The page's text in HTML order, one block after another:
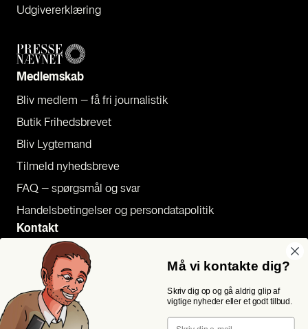
Udgi­ve­rer­klæ­ring
Med­lem­skab
Bliv med­lem – få fri jour­na­li­stik
Butik Fri­heds­bre­vet
Bliv Lyg­te­mand
Til­meld nyheds­bre­ve
FAQ – spørgs­mål og svar
Han­dels­be­tin­gel­ser og per­son­da­ta­po­li­tik
Kon­takt
Pres­se
Send et tip
Kon­takt os
Følg os
Må vi kontakte dig?
Skriv dig op og gå aldrig glip af
vigtige nyheder eller et godt tilbud.
Email